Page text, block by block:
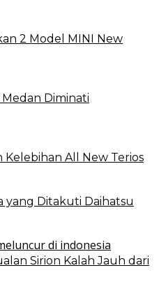
2 Model MINI New
Medan Diminati
Kelebihan All New Terios
yang Ditakuti Daihatsu
Sirion Kalah Jauh dari